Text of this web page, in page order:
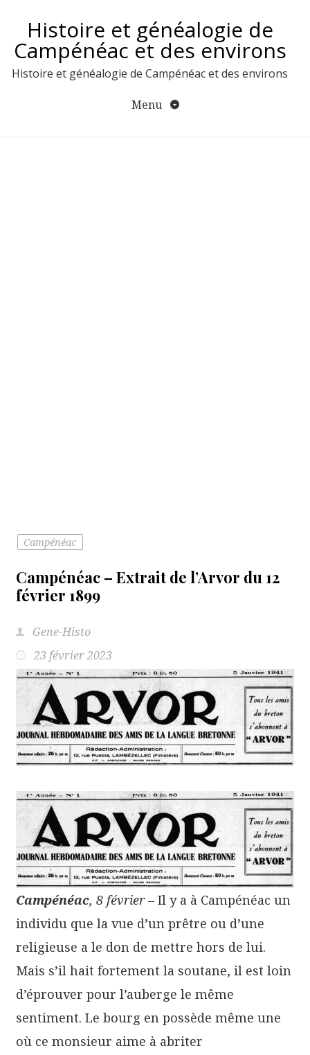
contenuHistoire et généalogie de
Campénéac et des environs
Histoire et généalogie de Campénéac et des environs
Menu
Campénéac
Campénéac – Extrait de l’Arvor du 12
février 1899
Gene-Histo
23 février 2023
Campénéac, 8 février– Il y a à Campénéac un
individu que la vue d’un prêtre ou d’une
religieuse a le don de mettre hors de lui.
Mais s’il hait fortement la soutane, il est loin
d’éprouver pour l’auberge le même
sentiment. Le bourg en possède même une
où ce monsieur aime à abriter